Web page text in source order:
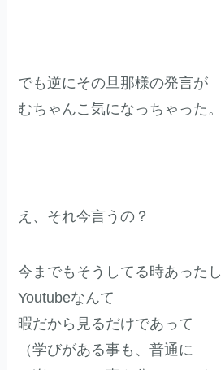
でも逆にその旦那様の発言が
むちゃんこ気になっちゃった。
え、それ今言うの？
今までもそうしてる時あったし
Youtubeなんて
暇だから見るだけであって
（学びがある事も、普通に